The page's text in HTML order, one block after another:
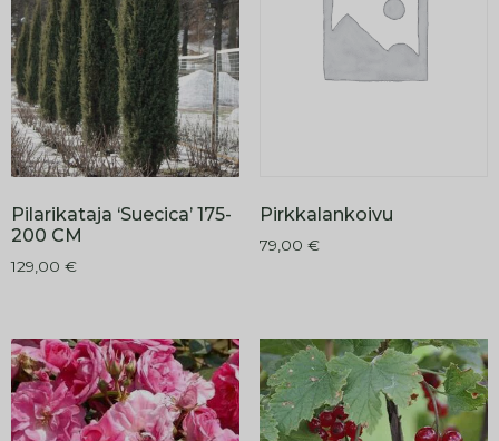
Pilarikataja ‘Suecica’ 175-
200 CM
129,00 €
Pirkkalankoivu
79,00 €